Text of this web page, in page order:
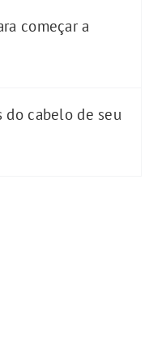
começar a
do cabelo de seu